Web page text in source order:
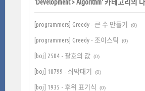
'Development>Algorithm' 카테고리의
[programmers] Greedy - 큰 수 만들기 (0)
[programmers] Greedy - 조이스틱 (0)
[boj] 2504 - 괄호의 값 (0)
[boj] 10799 - 쇠막대기 (0)
[boj] 1935 - 후위 표기식 (0)